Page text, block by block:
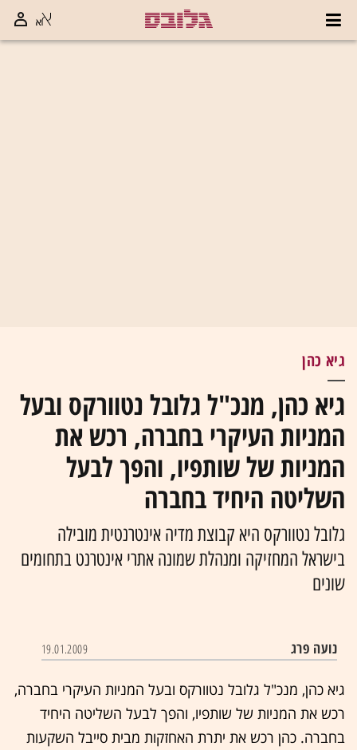
גיא כהן
גיא כהן, מנכ"ל גלובל נטוורקס ובעל
המניות העיקרי בחברה, רכש את
המניות של שותפיו, והפך לבעל
השליטה היחיד בחברה
גלובל נטוורקס היא קבוצת מדיה אינטרנטית מובילה
בישראל המחזיקה ומנהלת שמונה אתרי אינטרנט בתחומים
שונים
נועה פרג 19.01.2009
גיא כהן, מנכ"ל גלובל נטוורקס ובעל המניות העיקרי בחברה,
רכש את המניות של שותפיו, והפך לבעל השליטה היחיד
בחברה. כהן רכש את יתרת האחזקות מבית סייבל השקעות